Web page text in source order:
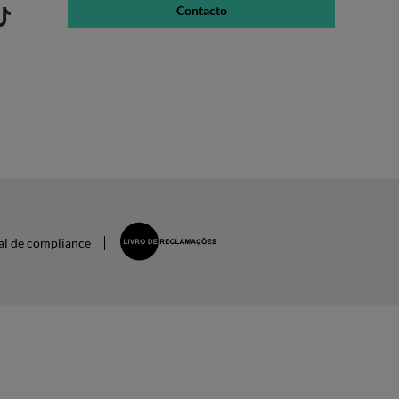
Contacto
de compliance